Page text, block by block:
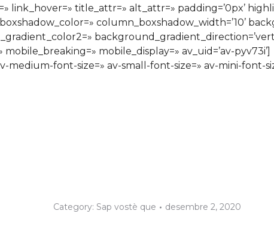
link_hover=» title_attr=» alt_attr=» padding=’0px’
column_boxshadow_width=’10’
mobile_display=» av_uid=’av-pyv73i’]
medium-font-size=» av-small-font-size=» av-mini-font-
Category: Sap vostè que desembre 2, 2020